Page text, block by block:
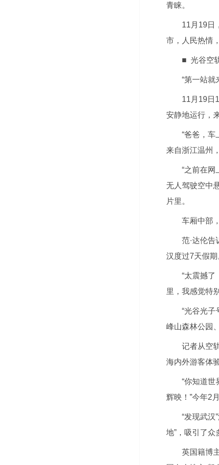
青睐。
11月19日
市，人民热情
■ 光谷空
“第一站就
11月19日
安静地运行，
“爸爸，
来自浙江温州
“之前在
无人驾驶空中
片里。
车厢中部
范·达伦
汉度过7天假期
“太震撼了
里，我感觉特
“光谷光
峰山森林公园
记者从空
海内外游客体
“你知道世
辉映！”今年2
“发现武汉
地”，吸引了
英国籍博